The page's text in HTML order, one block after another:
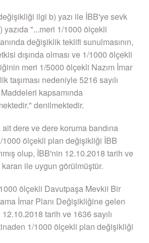
ilgi b) yazı ile İBB'ye sevk
"...meri 1/1000 ölçekli
değişiklik teklifi sunulmasının,
dışında olması ve 1/1000 ölçekli
meri 1/5000 ölçekli Nazım İmar
taşıması nedeniyle 5216 sayılı
kapsamında
denilmektedir.
dere ve dere koruma bandına
ölçekli plan değişikliği İBB
olup, İBB'nin 12.10.2018 tarih ve
kararı ile uygun görülmüştür.
ölçekli Davutpaşa Mevkii Bir
İmar Planı Değişikliğine gelen
tarih ve 1636 sayılı
1/1000 ölçekli plan değişikliği